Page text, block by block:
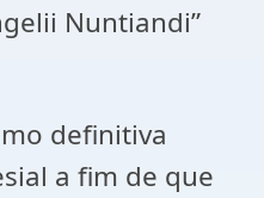
Nuntiandi”
definitiva
a fim de que